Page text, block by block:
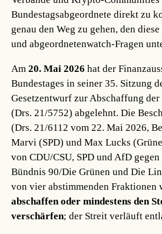
Bundestagsabgeordnete direkt zu
genau den Weg zu gehen, den
und abgeordnetenwatch-Fragen
Am20. Mai 2026 hat der
Bundestages in seiner 35. Sitzung
Gesetzentwurf zur Abschaffung
(Drs. 21/5752) abgelehnt. Die
(Drs. 21/6112 vom 22. Mai 2026,
Marvi (SPD) und Max Lucks
von CDU/CSU, SPD und AfD
Bündnis 90/Die Grünen und Die
von vier abstimmenden Fraktionen
abschaffen oder mindestens den
verschärfen; der Streit verläuft